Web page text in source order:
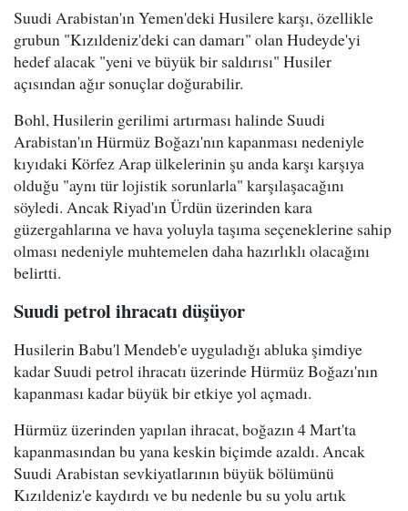
Suudi Arabistan'ın Yemen'deki Husilere karşı, özellikle
grubun "Kızıldeniz'deki can damarı" olan Hudeyde'yi
hedef alacak "yeni ve büyük bir saldırısı" Husiler
açısından ağır sonuçlar doğurabilir.
Bohl, Husilerin gerilimi artırması halinde Suudi
Arabistan'ın Hürmüz Boğazı'nın kapanması nedeniyle
kıyıdaki Körfez Arap ülkelerinin şu anda karşı karşıya
olduğu "aynı tür lojistik sorunlarla" karşılaşacağını
söyledi. Ancak Riyad'ın Ürdün üzerinden kara
güzergahlarına ve hava yoluyla taşıma seçeneklerine sahip
olması nedeniyle muhtemelen daha hazırlıklı olacağını
belirtti.
Suudi petrol ihracatı düşüyor
Husilerin Babu'l Mendeb'e uyguladığı abluka şimdiye
kadar Suudi petrol ihracatı üzerinde Hürmüz Boğazı'nın
kapanması kadar büyük bir etkiye yol açmadı.
Hürmüz üzerinden yapılan ihracat, boğazın 4 Mart'ta
kapanmasından bu yana keskin biçimde azaldı. Ancak
Suudi Arabistan sevkiyatlarının büyük bölümünü
Kızıldeniz'e kaydırdı ve bu nedenle bu su yolu artık